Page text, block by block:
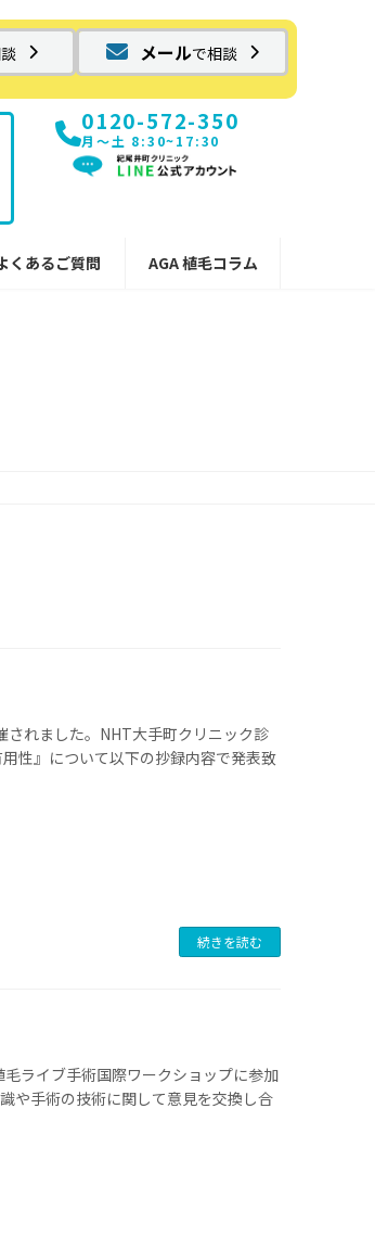
メールで相談
0120-572-350
月〜土 8:30~17:30
くあるご質問 AGA 植毛コラム
れました。NHT大手町クリニック診
性』について以下の抄録内容で発表致
続きを読む
ライブ手術国際ワークショップに参加
や手術の技術に関して意見を交換し合